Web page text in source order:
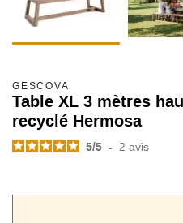
GESCOVA
Table XL 3 mètres
recyclé Hermosa
5/5 - 2 avis